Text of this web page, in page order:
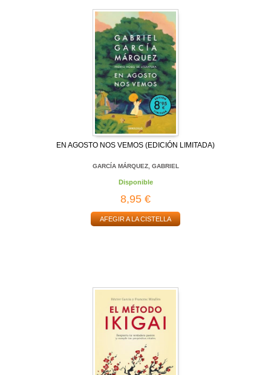
EN AGOSTO NOS VEMOS (EDICIÓN LIMITADA)
GARCÍA MÁRQUEZ, GABRIEL
Disponible
8,95 €
AFEGIR A LA CISTELLA